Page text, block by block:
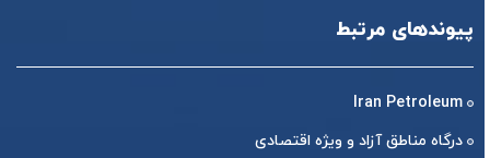
پیوندهای مرتبط
Iran Petroleum
درگاه مناطق آزاد و ویژه اقتصادی